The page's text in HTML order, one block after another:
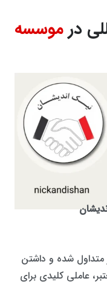
درموسسه
متداول شده و داشتن
عاملی کلیدی برای